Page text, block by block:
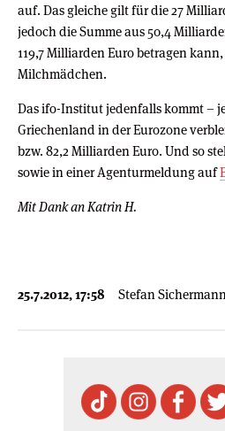
auf. Das gleiche gilt für die 27
jedoch die Summe aus 50,4
119,7 Milliarden Euro betragen
Milchmädchen.
Das ifo-Institut jedenfalls kommt –
Griechenland in der Eurozone
bzw. 82,2 Milliarden Euro. Und so
sowie in einer Agenturmeldung auf
Mit Dank an Katrin H.
25.7.2012, 17:58 Stefan Sichermann